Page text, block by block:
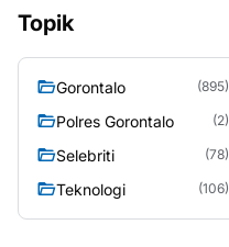
Topik
Gorontalo (895)
Polres Gorontalo (2)
Selebriti (78)
Teknologi (106)